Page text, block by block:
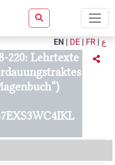
EN | DE | FR | ع
220: Lehrtexte